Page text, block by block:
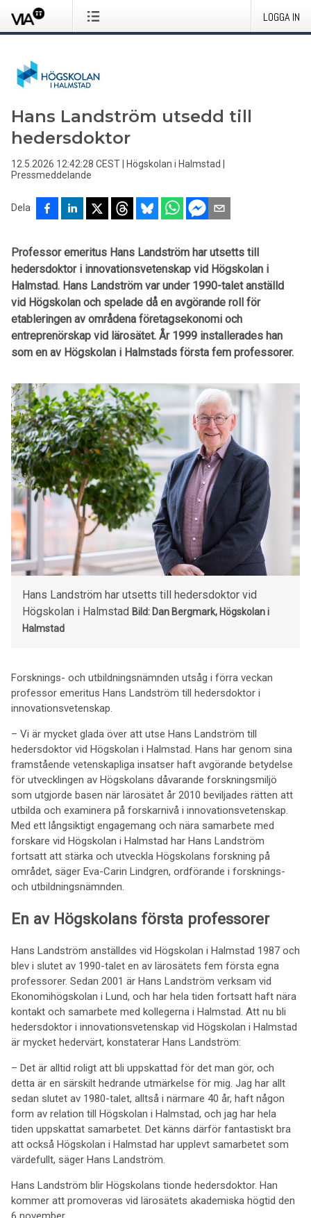
LOGGA IN
Hans Landström utsedd till
hedersdoktor
12.5.2026 12:42:28 CEST Högskolan i Halmstad
Pressmeddelande
Dela
Professor emeritus Hans Landström har utsetts till
hedersdoktor i innovationsvetenskap vid Högskolan i
Halmstad. Hans Landström var under 1990-talet anställd
vid Högskolan och spelade då en avgörande roll för
etableringen av områdena företagsekonomi och
entreprenörskap vid lärosätet. År 1999 installerades han
som en av Högskolan i Halmstads första fem professorer.
Hans Landström har utsetts till hedersdoktor vid
Högskolan i Halmstad Bild: Dan Bergmark, Högskolan i
Halmstad
Forsknings- och utbildningsnämnden utsåg i förra veckan
professor emeritus Hans Landström till hedersdoktor i
innovationsvetenskap.
– Vi är mycket glada över att utse Hans Landström till
hedersdoktor vid Högskolan i Halmstad. Hans har genom sina
framstående vetenskapliga insatser haft avgörande betydelse
för utvecklingen av Högskolans dåvarande forskningsmiljö
som utgjorde basen när lärosätet år 2010 beviljades rätten att
utbilda och examinera på forskarnivå i innovationsvetenskap.
Med ett långsiktigt engagemang och nära samarbete med
forskare vid Högskolan i Halmstad har Hans Landström
fortsatt att stärka och utveckla Högskolans forskning på
området, säger Eva-Carin Lindgren, ordförande i forsknings-
och utbildningsnämnden.
En av Högskolans första professorer
Hans Landström anställdes vid Högskolan i Halmstad 1987 och
blev i slutet av 1990-talet en av lärosätets fem första egna
professorer. Sedan 2001 är Hans Landström verksam vid
Ekonomihögskolan i Lund, och har hela tiden fortsatt haft nära
kontakt och samarbete med kollegerna i Halmstad. Att nu bli
hedersdoktor i innovationsvetenskap vid Högskolan i Halmstad
är mycket hedervärt, konstaterar Hans Landström:
– Det är alltid roligt att bli uppskattad för det man gör, och
detta är en särskilt hedrande utmärkelse för mig. Jag har allt
sedan slutet av 1980-talet, alltså i närmare 40 år, haft någon
form av relation till Högskolan i Halmstad, och jag har hela
tiden uppskattat samarbetet. Det känns därför fantastiskt bra
att också Högskolan i Halmstad har upplevt samarbetet som
värdefullt, säger Hans Landström.
Hans Landström blir Högskolans tionde hedersdoktor. Han
kommer att promoveras vid lärosätets akademiska högtid den